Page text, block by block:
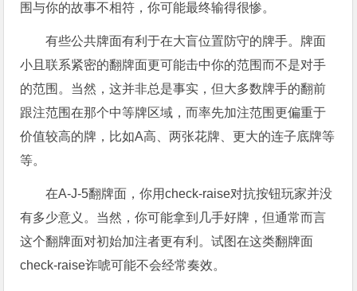
围与你的故事不相符，你可能最终输得很惨。
有些公共牌面有利于在大盲位置防守的牌手。牌面
小且联系紧密的翻牌面更可能击中你的范围而不是对手
的范围。当然，这并非总是事实，但大多数牌手的翻前
跟注范围在那个中等牌区域，而率先加注范围更偏重于
价值较高的牌，比如A高、两张花牌、更大的连子底牌等
等。
在A-J-5翻牌面，你用check-raise对抗按钮玩家并没
有多少意义。当然，你可能拿到几手好牌，但通常而言
这个翻牌面对初始加注者更有利。试图在这类翻牌面
check-raise诈唬可能不会经常奏效。